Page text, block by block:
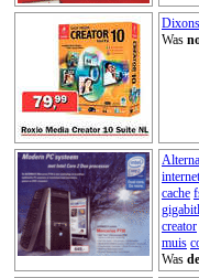
Dixons
Was
cache
creator
muis
Was